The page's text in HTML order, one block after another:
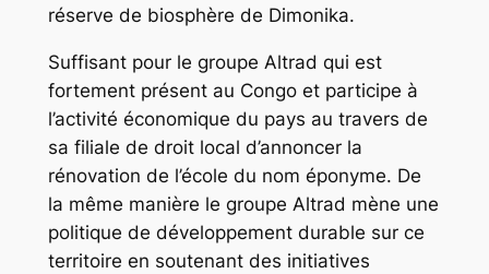
réserve de biosphère de Dimonika.
Suffisant pour le groupe Altrad qui est
fortement présent au Congo et participe à
l’activité économique du pays au travers de
sa filiale de droit local d’annoncer la
rénovation de l’école du nom éponyme. De
la même manière le groupe Altrad mène une
politique de développement durable sur ce
territoire en soutenant des initiatives